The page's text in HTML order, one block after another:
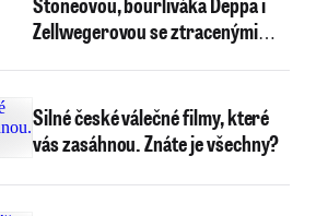
Zellwegerovou se ztracenými
Silné české válečné filmy, které
vás zasáhnou. Znáte je všechny?